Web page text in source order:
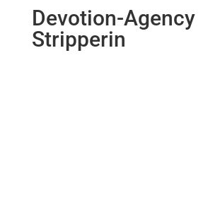
Devotion-Agency
Stripperin